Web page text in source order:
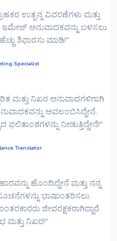
ಉತ್ಪನ್ನ ವಿವರಣೆಗಳು ಮತ್ತು
ಅನುವಾದಕವನ್ನು ಬಳಸಲು
ಶಿಫಾರಸು ಮಾಡಿ!"
Specialist
ಮತ್ತು ನಿಖರ ಅನುವಾದಗಳಿಗಾಗಿ
ಅವಲಂಬಿಸಿದ್ದೇನೆ.
ನೀಡುತ್ತಿದ್ದೇನೆ!"
Translator
ಹೊಂದಿದ್ದೇನೆ ಮತ್ತು ನನ್ನ
ಭಾಷಾಂತರಿಸಲು
ಜೀವರಕ್ಷಕರಾಗಿದ್ದಾರೆ.
ಮತ್ತು ನಿಖರ!"